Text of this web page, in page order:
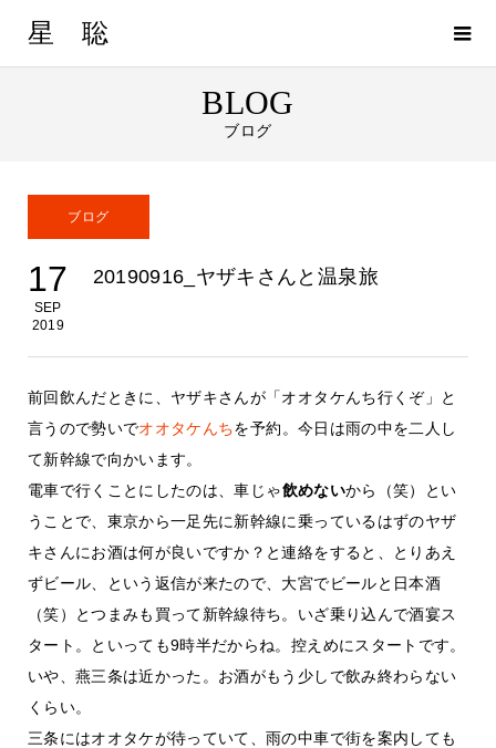
星 聡
BLOG
ブログ
ブログ
17
SEP
2019
20190916_ヤザキさんと温泉旅
前回飲んだときに、ヤザキさんが「オオタケんち行くぞ」と
言うので勢いでオオタケんちを予約。今日は雨の中を二人し
て新幹線で向かいます。
電車で行くことにしたのは、車じゃ飲めないから（笑）とい
うことで、東京から一足先に新幹線に乗っているはずのヤザ
キさんにお酒は何が良いですか？と連絡をすると、とりあえ
ずビール、という返信が来たので、大宮でビールと日本酒
（笑）とつまみも買って新幹線待ち。いざ乗り込んで酒宴ス
タート。といっても9時半だからね。控えめにスタートです。
いや、燕三条は近かった。お酒がもう少しで飲み終わらない
くらい。
三条にはオオタケが待っていて、雨の中車で街を案内しても